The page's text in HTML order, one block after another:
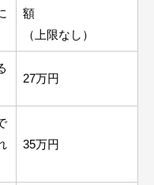
額
（上限なし）
27万円
35万円